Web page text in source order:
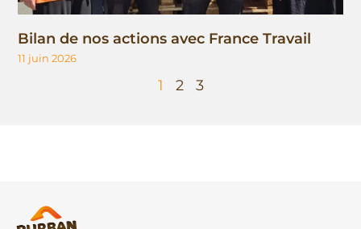
Bilan de nos actions avec France Travail
11 juin 2026
1 2 3